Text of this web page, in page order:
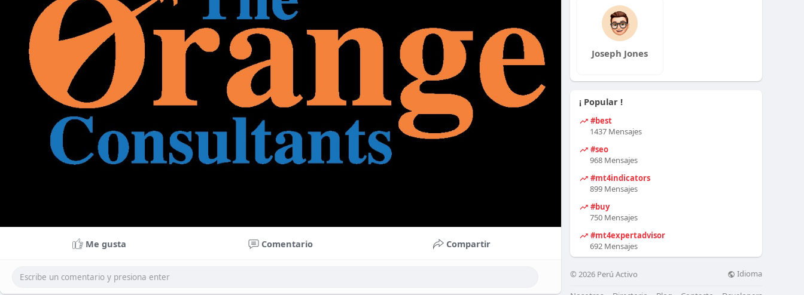
Me gusta Comentario Compartir
Joseph Jones
¡ Popular !
#best
1437 Mensajes
#seo
968 Mensajes
#mt4indicators
899 Mensajes
#buy
750 Mensajes
#mt4expertadvisor
692 Mensajes
© 2026 Perú Activo Idioma